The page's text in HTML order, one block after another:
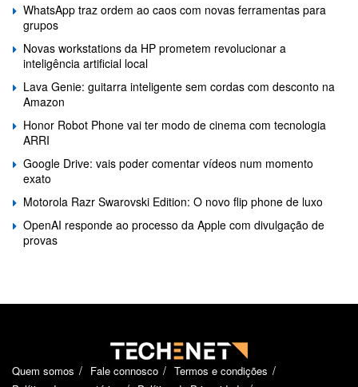
WhatsApp traz ordem ao caos com novas ferramentas para
grupos
Novas workstations da HP prometem revolucionar a
inteligência artificial local
Lava Genie: guitarra inteligente sem cordas com desconto na
Amazon
Honor Robot Phone vai ter modo de cinema com tecnologia
ARRI
Google Drive: vais poder comentar vídeos num momento
exato
Motorola Razr Swarovski Edition: O novo flip phone de luxo
OpenAI responde ao processo da Apple com divulgação de
provas
Quem somos Fale connosco
Termos e condições